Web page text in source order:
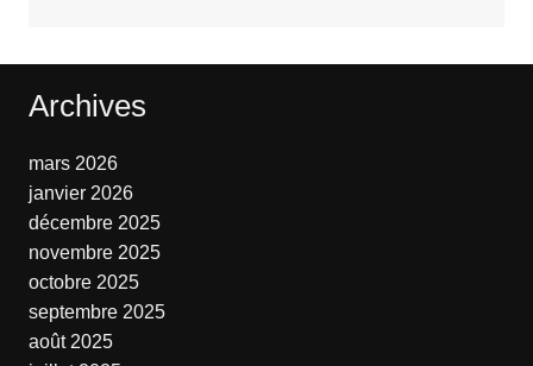
Archives
mars 2026
janvier 2026
décembre 2025
novembre 2025
octobre 2025
septembre 2025
août 2025